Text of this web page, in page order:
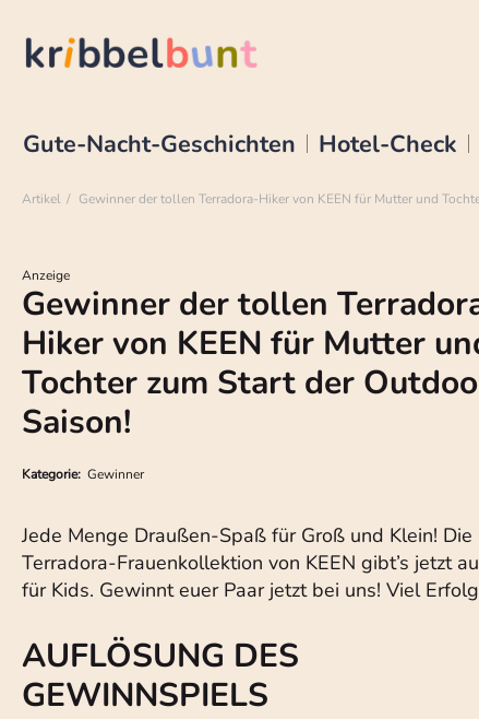
Gute-Nacht-Geschichten Hotel-Check
Artikel Gewinner der tollen Terradora-Hiker von KEEN für Mutter und
Anzeige
Gewinner der tollen
Hiker von KEEN für Mutter
Tochter zum Start der
Saison!
Kategorie: Gewinner
Jede Menge Draußen-Spaß für Groß und Klein! Die
Terradora-Frauenkollektion von KEEN gibt’s jetzt
für Kids. Gewinnt euer Paar jetzt bei uns! Viel
AUFLÖSUNG DES
GEWINNSPIELS